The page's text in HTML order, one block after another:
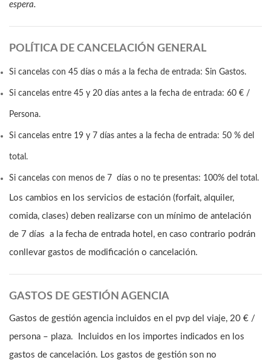
espera.
POLÍTICA DE CANCELACIÓN GENERAL
Si cancelas con 45 días o más a la fecha de entrada: Sin Gastos.
Si cancelas entre 45 y 20 días antes a la fecha de entrada: 60 € /
Persona.
Si cancelas entre 19 y 7 días antes a la fecha de entrada: 50 % del
total.
Si cancelas con menos de 7 días o no te presentas: 100% del total.
Los cambios en los servicios de estación (forfait, alquiler,
comida, clases) deben realizarse con un mínimo de antelación
de 7 días a la fecha de entrada hotel, en caso contrario podrán
conllevar gastos de modificación o cancelación.
GASTOS DE GESTIÓN AGENCIA
Gastos de gestión agencia incluidos en el pvp del viaje, 20 € /
persona – plaza. Incluidos en los importes indicados en los
gastos de cancelación. Los gastos de gestión son no